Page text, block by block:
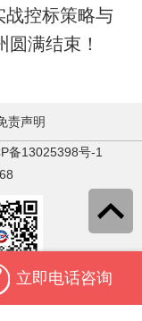
战控标策略与
满结束！
责声明
备13025398号-1
方微信
学苑
立即电话咨询